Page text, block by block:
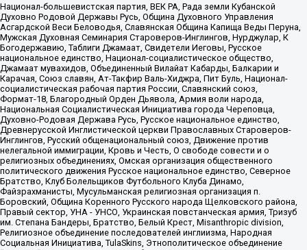
Национал-большевистская партия, ВЕК РА, Рада земли Кубанской
Духовно Родовой Державы Русь, Община Духовного Управления
Асгардской Веси Беловодья, Славянская Община Капища Веды Перуна,
Мужская Духовная Семинария Староверов-Инглингов, Нурджулар, К
Богодержавию, Таблиги Джамаат, Свидетели Иеговы, Русское
национальное единство, Национал-социалистическое общество,
Джамаат мувахидов, Объединенный Вилайат Кабарды, Балкарии и
Карачая, Союз славян, Ат-Такфир Валь-Хиджра, Пит Буль, Национал-
социалистическая рабочая партия России, Славянский союз,
Формат-18, Благородный Орден Дьявола, Армия воли народа,
Национальная Социалистическая Инициатива города Череповца,
Духовно-Родовая Держава Русь, Русское национальное единство,
Древнерусской Инглистической церкви Православных Староверов-
Инглингов, Русский общенациональный союз, Движение против
нелегальной иммиграции, Кровь и Честь, О свободе совести и о
религиозных объединениях, Омская организация общественного
политического движения Русское национальное единство, Северное
Братство, Клуб Болельщиков Футбольного Клуба Динамо,
Файзрахманисты, Мусульманская религиозная организация п.
Боровский, Община Коренного Русского народа Щелковского района,
Правый сектор, УНА - УНСО, Украинская повстанческая армия, Тризуб
им. Степана Бандеры, Братство, Белый Крест, Misanthropic division,
Религиозное объединение последователей инглиизма, Народная
Социальная Инициатива, TulaSkins, Этнополитическое объединение